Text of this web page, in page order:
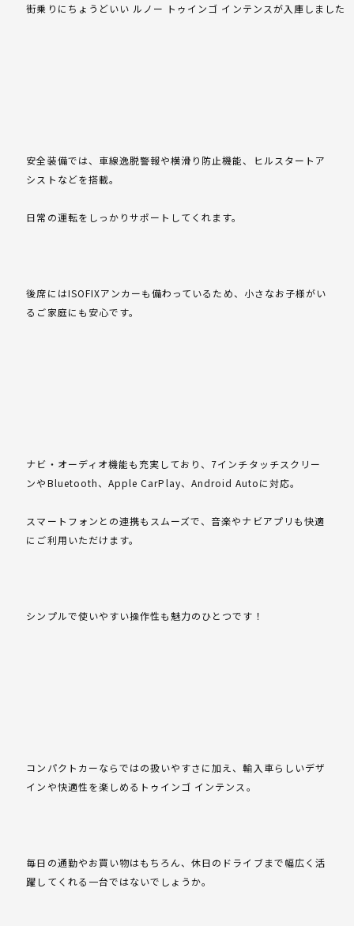
街乗りにちょうどいい ルノー トゥインゴ インテンスが入庫しました
安全装備では、車線逸脱警報や横滑り防止機能、ヒルスタートア
シストなどを搭載。
日常の運転をしっかりサポートしてくれます。
後席にはISOFIXアンカーも備わっているため、小さなお子様がい
るご家庭にも安心です。
ナビ・オーディオ機能も充実しており、7インチタッチスクリー
ンやBluetooth、Apple CarPlay、Android Autoに対応。
スマートフォンとの連携もスムーズで、音楽やナビアプリも快適
にご利用いただけます。
シンプルで使いやすい操作性も魅力のひとつです！
コンパクトカーならではの扱いやすさに加え、輸入車らしいデザ
インや快適性を楽しめるトゥインゴ インテンス。
毎日の通勤やお買い物はもちろん、休日のドライブまで幅広く活
躍してくれる一台ではないでしょうか。